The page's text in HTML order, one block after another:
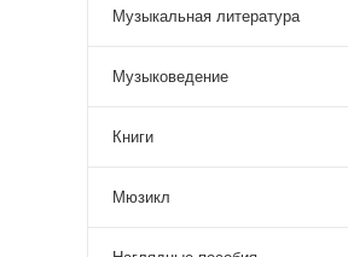
Музыкальная литература
Музыковедение
Книги
Мюзикл